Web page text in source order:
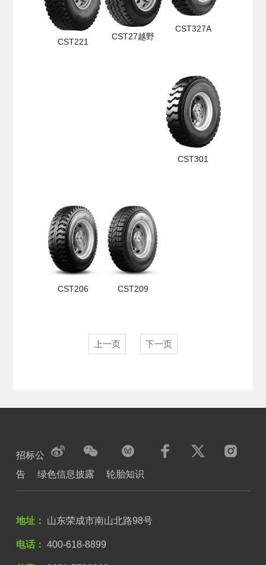
CST221
CST27越野
CST327A
CST301
CST206 CST209
上一页 下一页
招标公
告
绿色信息披露 轮胎知识
地址： 山东荣成市南山北路98号
电话： 400-618-8899